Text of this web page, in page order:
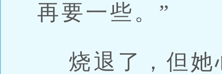
再要一些。”
烧退了，但她